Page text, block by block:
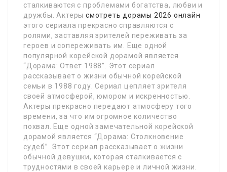
сталкиваются с проблемами богатства, любви и
дружбы. Актеры смотреть дорамы 2026 онлайн
этого сериала прекрасно справляются с
ролями, заставляя зрителей переживать за
героев и сопереживать им. Еще одной
популярной корейской дорамой является
“Дорама: Ответ 1988”. Этот сериал
рассказывает о жизни обычной корейской
семьи в 1988 году. Сериал цепляет зрителя
своей атмосферой, юмором и искренностью.
Актеры прекрасно передают атмосферу того
времени, за что им огромное количество
похвал. Еще одной замечательной корейской
дорамой является “Дорама: Столкновение
судеб”. Этот сериал рассказывает о жизни
обычной девушки, которая сталкивается с
трудностями в своей карьере и личной жизни.